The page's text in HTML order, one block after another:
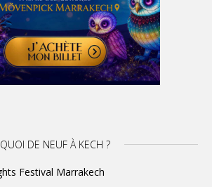
QUOI DE NEUF À KECH ?